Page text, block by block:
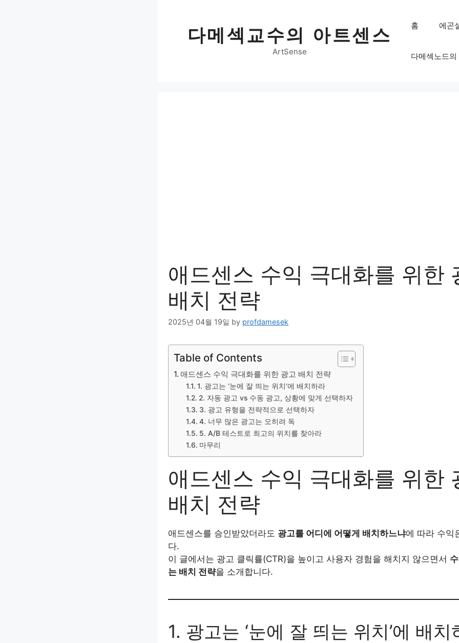
다메섹교수의 아트센스
ArtSense
홈 에곤
다메섹노드의
애드센스 수익 극대화를 위한
배치 전략
2025년 04월 19일 by profdamesek
Table of Contents
애드센스 수익 극대화를 위한 광고 배치 전략
1. 광고는 ‘눈에 잘 띄는 위치’에 배치하라
2. 자동 광고 vs 수동 광고, 상황에 맞게 선택하자
3. 광고 유형을 전략적으로 선택하자
4. 너무 많은 광고는 오히려 독
5. A/B 테스트로 최고의 위치를 찾아라
마무리
애드센스 수익 극대화를 위한
배치 전략
애드센스를 승인받았더라도 광고를 어디에 어떻게 배치하느냐에 따라 수익
다.
이 글에서는 광고 클릭률(CTR)을 높이고 사용자 경험을 해치지 않으면서
는 배치 전략을 소개합니다.
1. 광고는 ‘눈에 잘 띄는 위치’에 배치